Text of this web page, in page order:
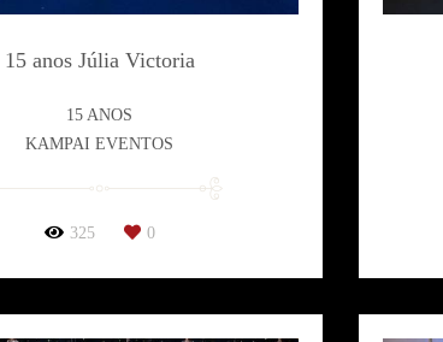
15 anos Júlia Victoria
15 ANOS
KAMPAI EVENTOS
325 0